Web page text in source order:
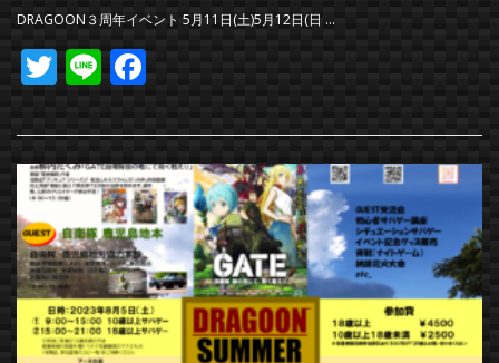
DRAGOON３周年イベント 5月11日(土)5月12日(日 …
Twitter
Line